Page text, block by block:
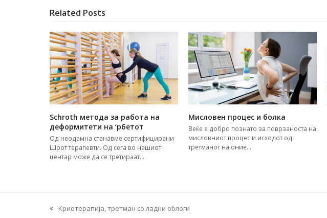
Related Posts
Schroth метода за работа на
деформитети на ‘рбетот
Од неодамна станавме сертифицирани
Шрот терапевти. Од сега во нашиот
центар може да се третираат…
Мисловен процес и болка
Веќе е добро познатo за поврзаноста на
мисловниот процес и исходот од
третманот на оние…
previous
Криотерапија, третман со ладни облоги